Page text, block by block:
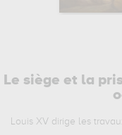
Le siège et la
Louis XV dirige les